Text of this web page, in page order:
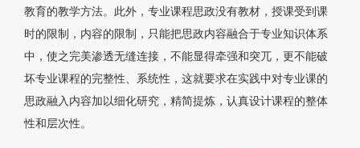
教育的教学方法。此外，专业课程思政没有教材，授课受到课
时的限制，内容的限制，只能把思政内容融合于专业知识体系
中，使之完美渗透无缝连接，不能显得牵强和突兀，更不能破
坏专业课程的完整性、系统性，这就要求在实践中对专业课的
思政融入内容加以细化研究，精简提炼，认真设计课程的整体
性和层次性。